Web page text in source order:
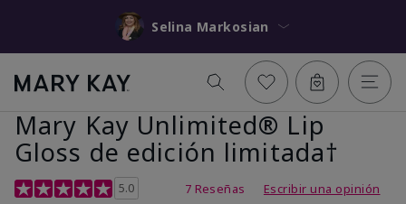
Selina Markosian
Mary Kay Unlimited® Lip
Gloss de edición limitada†
Calificación de clientes de 5 de 5
5.0 7 Reseñas Escribir una opinión